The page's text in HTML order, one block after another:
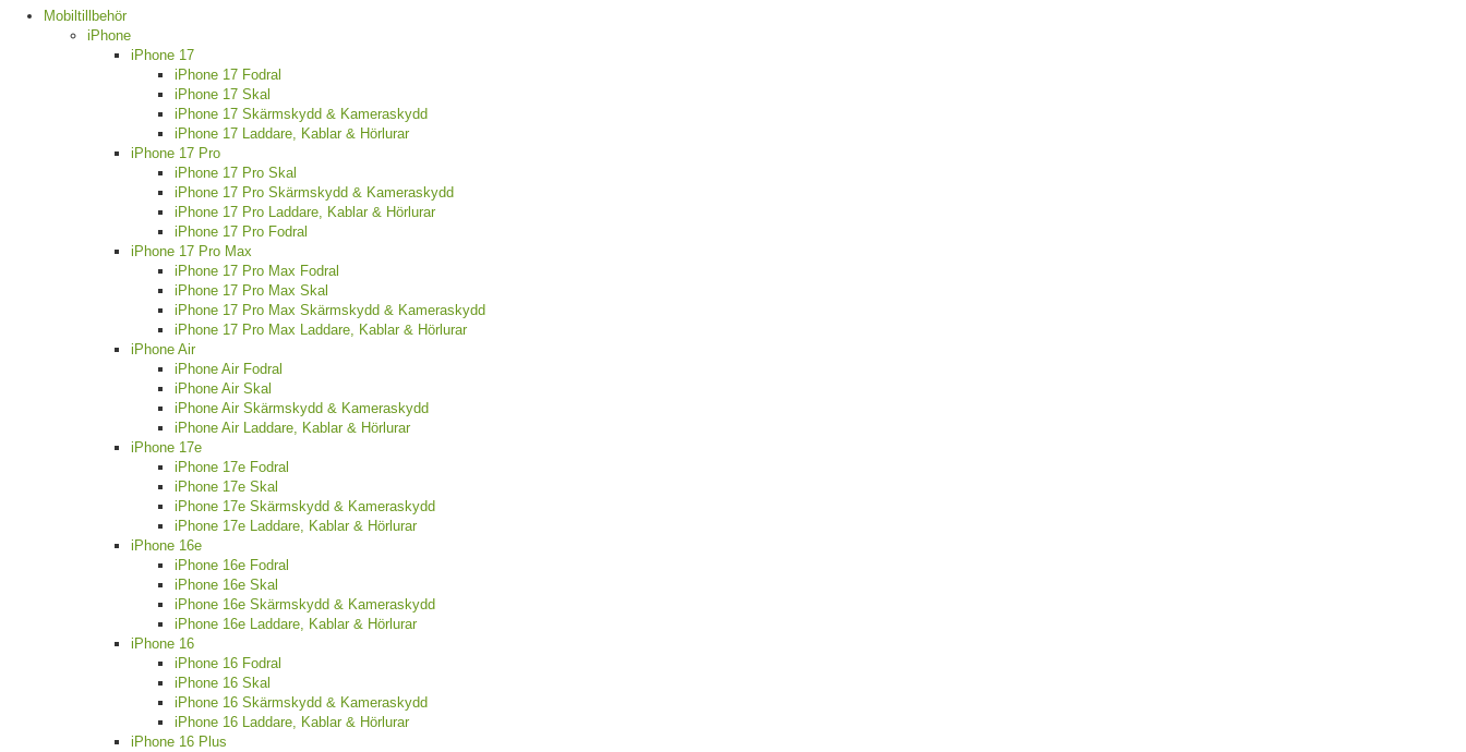
Mobiltillbehör
iPhone
iPhone 17
iPhone 17 Fodral
iPhone 17 Skal
iPhone 17 Skärmskydd & Kameraskydd
iPhone 17 Laddare, Kablar & Hörlurar
iPhone 17 Pro
iPhone 17 Pro Skal
iPhone 17 Pro Skärmskydd & Kameraskydd
iPhone 17 Pro Laddare, Kablar & Hörlurar
iPhone 17 Pro Fodral
iPhone 17 Pro Max
iPhone 17 Pro Max Fodral
iPhone 17 Pro Max Skal
iPhone 17 Pro Max Skärmskydd & Kameraskydd
iPhone 17 Pro Max Laddare, Kablar & Hörlurar
iPhone Air
iPhone Air Fodral
iPhone Air Skal
iPhone Air Skärmskydd & Kameraskydd
iPhone Air Laddare, Kablar & Hörlurar
iPhone 17e
iPhone 17e Fodral
iPhone 17e Skal
iPhone 17e Skärmskydd & Kameraskydd
iPhone 17e Laddare, Kablar & Hörlurar
iPhone 16e
iPhone 16e Fodral
iPhone 16e Skal
iPhone 16e Skärmskydd & Kameraskydd
iPhone 16e Laddare, Kablar & Hörlurar
iPhone 16
iPhone 16 Fodral
iPhone 16 Skal
iPhone 16 Skärmskydd & Kameraskydd
iPhone 16 Laddare, Kablar & Hörlurar
iPhone 16 Plus